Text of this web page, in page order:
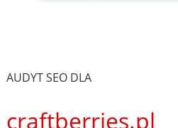
AUDYT SEO DLA
craftberries.pl